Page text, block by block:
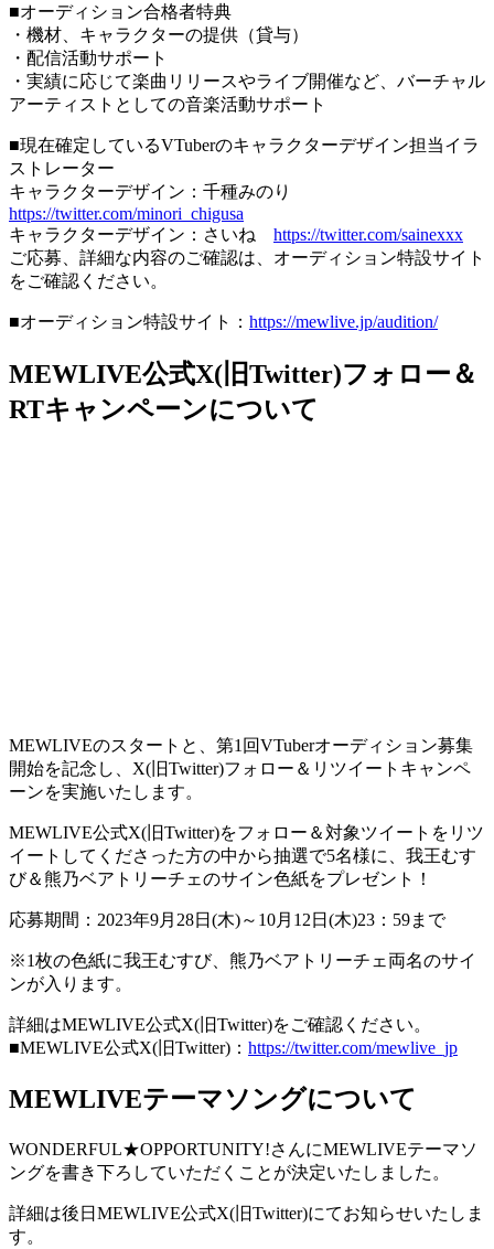
■オーディション合格者特典
・機材、キャラクターの提供（貸与）
・配信活動サポート
・実績に応じて楽曲リリースやライブ開催など、バーチャル
アーティストとしての音楽活動サポート
■現在確定しているVTuberのキャラクターデザイン担当イラ
ストレーター
キャラクターデザイン：千種みのり
https://twitter.com/minori_chigusa
キャラクターデザイン：さいね https://twitter.com/sainexxx
ご応募、詳細な内容のご確認は、オーディション特設サイト
をご確認ください。
■オーディション特設サイト： https://mewlive.jp/audition/
MEWLIVE公式X(旧Twitter)フォロー＆
RTキャンペーンについて
MEWLIVEのスタートと、第1回VTuberオーディション募集
開始を記念し、X(旧Twitter)フォロー＆リツイートキャンペ
ーンを実施いたします。
MEWLIVE公式X(旧Twitter)をフォロー＆対象ツイートをリツ
イートしてくださった方の中から抽選で5名様に、我王むす
び＆熊乃ベアトリーチェのサイン色紙をプレゼント！
応募期間：2023年9月28日(木)～10月12日(木)23：59まで
※1枚の色紙に我王むすび、熊乃ベアトリーチェ両名のサイ
ンが入ります。
詳細はMEWLIVE公式X(旧Twitter)をご確認ください。
■MEWLIVE公式X(旧Twitter)： https://twitter.com/mewlive_jp
MEWLIVEテーマソングについて
WONDERFUL★OPPORTUNITY!さんにMEWLIVEテーマソ
ングを書き下ろしていただくことが決定いたしました。
詳細は後日MEWLIVE公式X(旧Twitter)にてお知らせいたしま
す。